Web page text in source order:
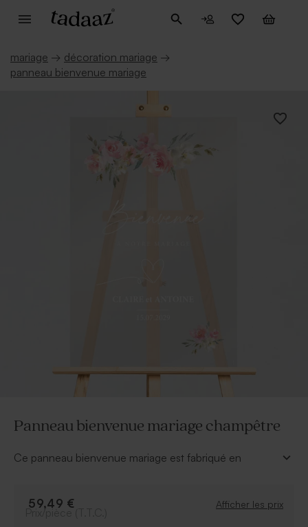
mariage → décoration mariage →
panneau bienvenue mariage
Panneau bienvenue mariage champêtre
Ce panneau bienvenue mariage est fabriqué en
À personnaliser :
59,49 € Afficher les prix